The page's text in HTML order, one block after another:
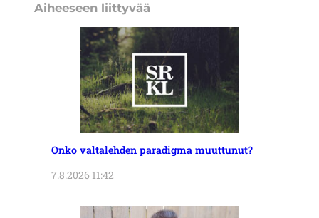
Aiheeseen liittyvää
Onko valtalehden paradigma muuttunut?
7.8.2026 11:42